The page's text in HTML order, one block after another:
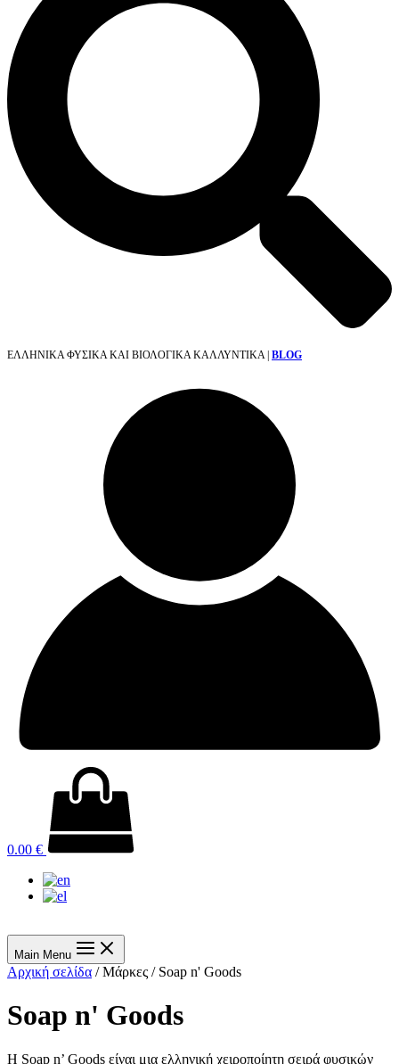
ΕΛΛΗΝΙΚΑ ΦΥΣΙΚΑ ΚΑΙ ΒΙΟΛΟΓΙΚΑ ΚΑΛΛΥΝΤΙΚΑ | BLOG
0.00 €
Main Menu
Αρχική σελίδα / Μάρκες / Soap n' Goods
Soap n' Goods
Η Soap n’ Goods είναι μια ελληνική χειροποίητη σειρά φυσικών